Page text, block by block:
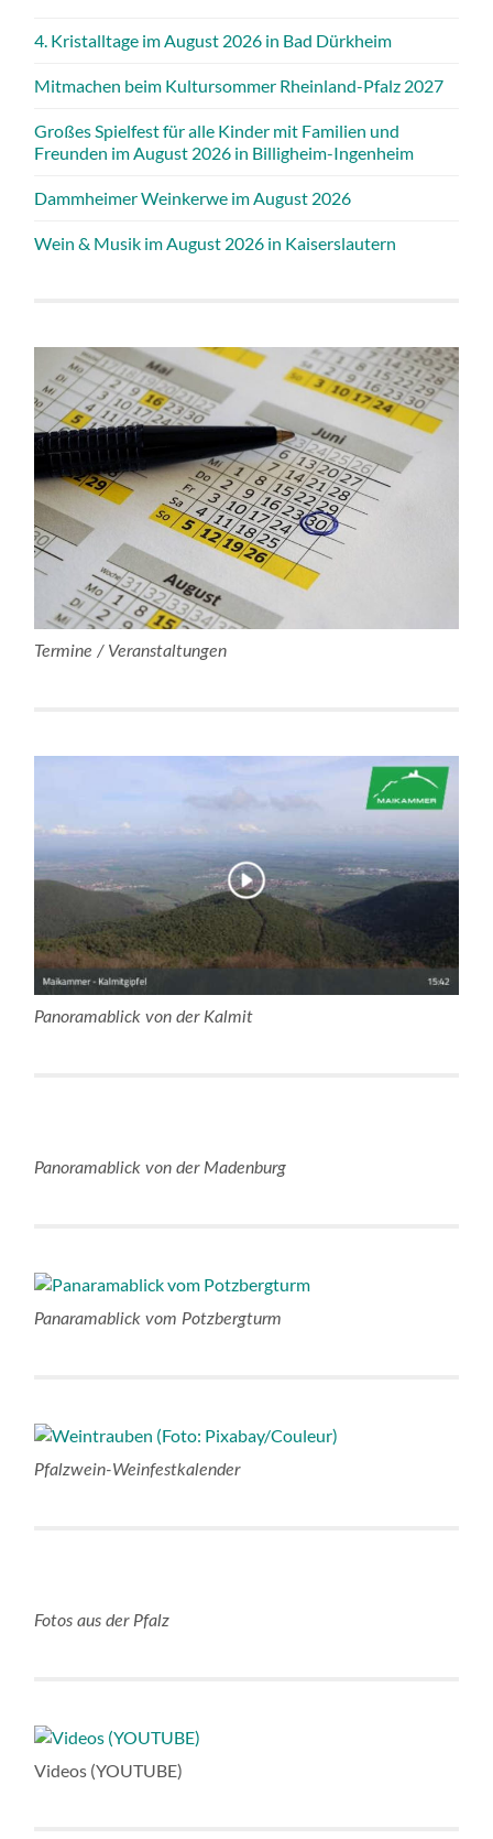
4. Kristalltage im August 2026 in Bad Dürkheim
Mitmachen beim Kultursommer Rheinland-Pfalz 2027
Großes Spielfest für alle Kinder mit Familien und
Freunden im August 2026 in Billigheim-Ingenheim
Dammheimer Weinkerwe im August 2026
Wein & Musik im August 2026 in Kaiserslautern
Termine / Veranstaltungen
Panoramablick von der Kalmit
Panoramablick von der Madenburg
Panaramablick vom Potzbergturm
Pfalzwein-Weinfestkalender
Fotos aus der Pfalz
Videos (YOUTUBE)